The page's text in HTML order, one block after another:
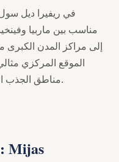
مناسب بين ماربيا
إلى مراكز المدن
الموقع المركزي
مناطق الجذب المتنوعة التي تقدمها كوستا ديل سول.
دليل المنطقة: Mijas